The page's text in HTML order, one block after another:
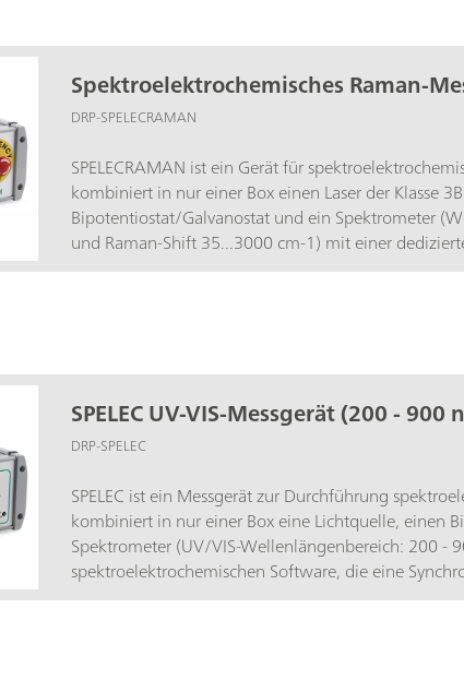
Spektroelektrochemisches Raman-
DRP-SPELECRAMAN
SPELECRAMAN ist ein Gerät für
kombiniert in nur einer Box einen Laser der Klasse
Bipotentiostat/Galvanostat und ein Spektrometer
und Raman-Shift 35...3000 cm-1) mit einer
Software, die eine Synchronisation optischer und
SPELEC UV-VIS-Messgerät (200 - 900
DRP-SPELEC
SPELEC ist ein Messgerät zur Durchführung
kombiniert in nur einer Box eine Lichtquelle, einen
Spektrometer (UV/VIS-Wellenlängenbereich: 200 -
spektroelektrochemischen Software, die eine
elektrochemischer Experimente ermöglicht.